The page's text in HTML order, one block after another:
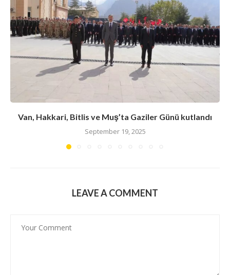
Van, Hakkari, Bitlis ve Muş’ta Gaziler Günü kutlandı
September 19, 2025
LEAVE A COMMENT